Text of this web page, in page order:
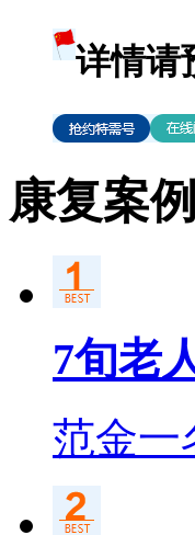
详情请
康复案例
7旬老
范金一